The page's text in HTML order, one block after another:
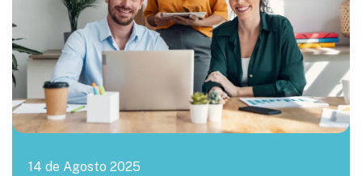
14 de Agosto 2025